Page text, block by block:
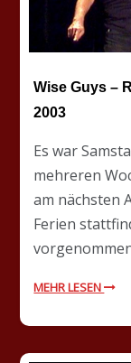
Wise Guys –
2003
Es war
mehreren
am nächsten
Ferien
MEHR LESEN